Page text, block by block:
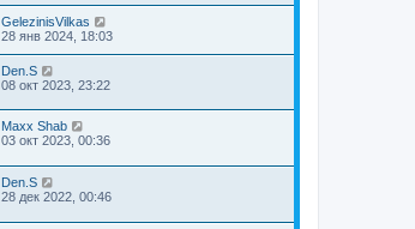
GelezinisVilkas
28 янв 2024, 18:03
Den.S
08 окт 2023, 23:22
Maxx Shab
03 окт 2023, 00:36
Den.S
28 дек 2022, 00:46